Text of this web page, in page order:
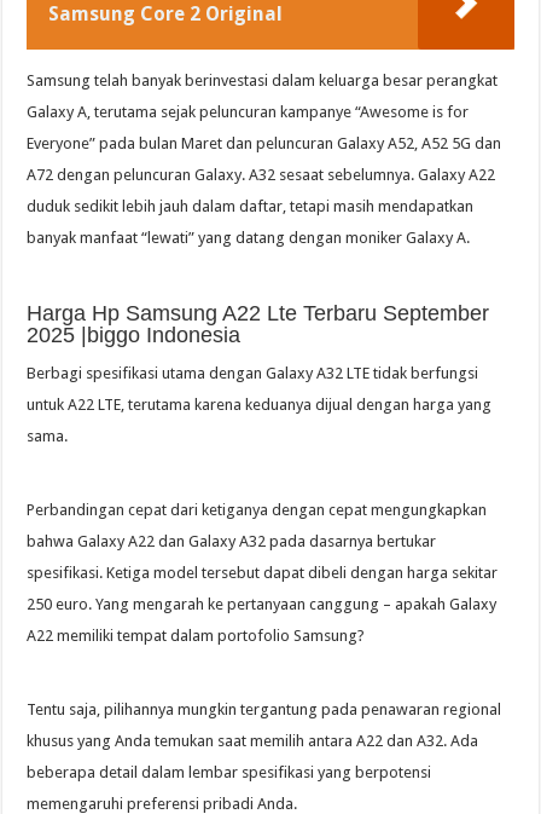
Samsung Core 2 Original
Samsung telah banyak berinvestasi dalam keluarga besar perangkat
Galaxy A, terutama sejak peluncuran kampanye “Awesome is for
Everyone” pada bulan Maret dan peluncuran Galaxy A52, A52 5G dan
A72 dengan peluncuran Galaxy. A32 sesaat sebelumnya. Galaxy A22
duduk sedikit lebih jauh dalam daftar, tetapi masih mendapatkan
banyak manfaat “lewati” yang datang dengan moniker Galaxy A.
Harga Hp Samsung A22 Lte Terbaru September
2025 |biggo Indonesia
Berbagi spesifikasi utama dengan Galaxy A32 LTE tidak berfungsi
untuk A22 LTE, terutama karena keduanya dijual dengan harga yang
sama.
Perbandingan cepat dari ketiganya dengan cepat mengungkapkan
bahwa Galaxy A22 dan Galaxy A32 pada dasarnya bertukar
spesifikasi. Ketiga model tersebut dapat dibeli dengan harga sekitar
250 euro. Yang mengarah ke pertanyaan canggung – apakah Galaxy
A22 memiliki tempat dalam portofolio Samsung?
Tentu saja, pilihannya mungkin tergantung pada penawaran regional
khusus yang Anda temukan saat memilih antara A22 dan A32. Ada
beberapa detail dalam lembar spesifikasi yang berpotensi
memengaruhi preferensi pribadi Anda.